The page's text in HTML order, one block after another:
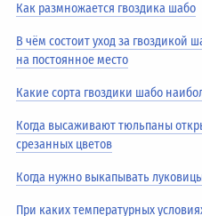
Как размножается гвоздика шабо
В чём состоит уход за гвоздикой
на постоянное место
Какие сорта гвоздики шабо
Когда высаживают тюльпаны
срезанных цветов
Когда нужно выкапывать
При каких температурных